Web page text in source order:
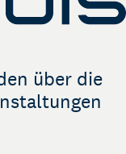
über die